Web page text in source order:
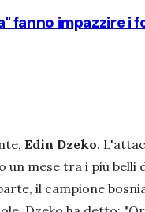
fanno impazzire i
Edin Dzeko.
un mese tra i più
il campione